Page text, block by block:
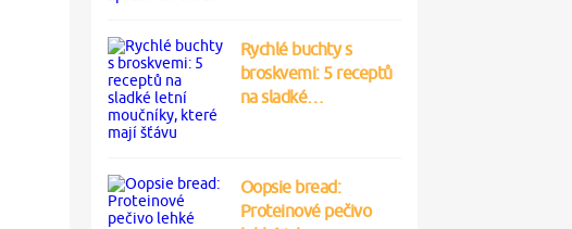
Rychlé buchty s
broskvemi: 5 receptů
na sladké…
Oopsie bread:
Proteinové pečivo